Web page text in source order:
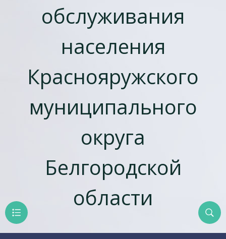
обслуживания
населения
Краснояружcкого
муниципального
округа
Белгородской
области